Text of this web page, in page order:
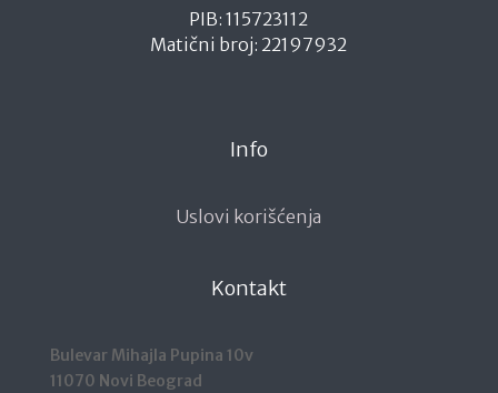
PIB: 115723112
Matični broj: 22197932
Info
Uslovi korišćenja
Kontakt
Bulevar Mihajla Pupina 10v
11070 Novi Beograd